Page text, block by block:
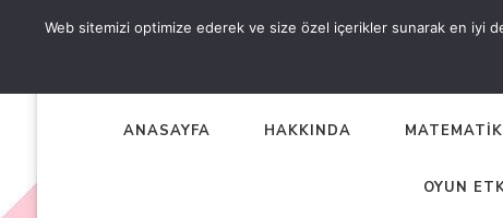
OKUL ÖNCESİ
ANASAYFA HAKKINDA
OYUN
Web sitemizi optimize ederek ve size özel içerikler sunarak en iyi